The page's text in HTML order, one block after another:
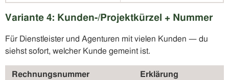
Variante 4: Kunden-/Projektkürzel + Nummer
Für Dienstleister und Agenturen mit vielen Kunden — du
siehst sofort, welcher Kunde gemeint ist.
Rechnungsnummer Erklärung